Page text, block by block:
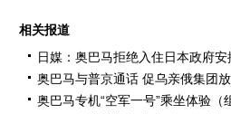
相关报道
日媒：奥巴马拒绝入住日本政府
奥巴马与普京通话 促乌亲俄集团
奥巴马专机“空军一号”乘坐体验（